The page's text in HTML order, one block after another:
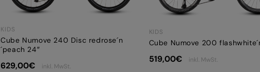
KIDS
Cube Numove 240 Disc redrose´n
´peach 24″
629,00€ inkl. MwSt.
KIDS
Cube Numove 200
519,00€ inkl. MwSt.